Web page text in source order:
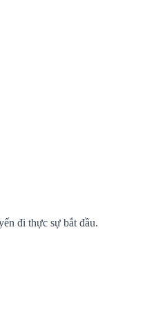
đi thực sự bắt đầu.